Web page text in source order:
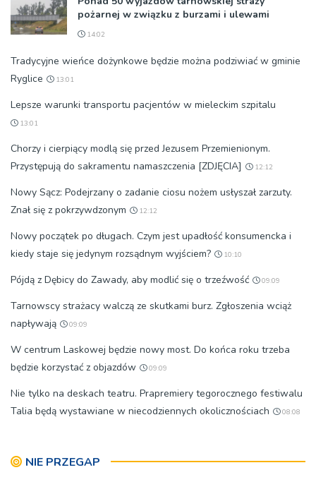
pożarnej w związku z burzami i ulewami
14:02
Tradycyjne wieńce dożynkowe będzie można podziwiać w gminie
Ryglice
13:01
Lepsze warunki transportu pacjentów w mieleckim szpitalu
13:01
Chorzy i cierpiący modlą się przed Jezusem Przemienionym.
Przystępują do sakramentu namaszczenia [ZDJĘCIA]
12:12
Nowy Sącz: Podejrzany o zadanie ciosu nożem usłyszał zarzuty.
Znał się z pokrzywdzonym
12:12
Nowy początek po długach. Czym jest upadłość konsumencka i
kiedy staje się jedynym rozsądnym wyjściem?
10:10
Pójdą z Dębicy do Zawady, aby modlić się o trzeźwość 09:09
Tarnowscy strażacy walczą ze skutkami burz. Zgłoszenia wciąż
napływają
09:09
W centrum Laskowej będzie nowy most. Do końca roku trzeba
będzie korzystać z objazdów
09:09
Nie tylko na deskach teatru. Prapremiery tegorocznego festiwalu
Talia będą wystawiane w niecodziennych okolicznościach
08:08
NIE PRZEGAP